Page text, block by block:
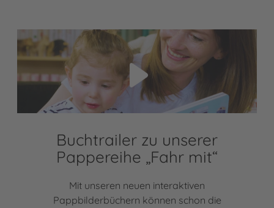
Video abspielen
Buchtrailer zu unserer
Pappereihe „Fahr mit“
Mit unseren neuen interaktiven
Pappbilderbüchern können schon die